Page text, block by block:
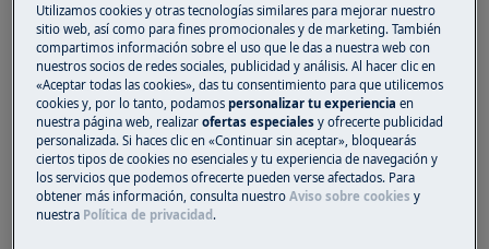
Se muestran tres puntos en la pantalla del
horno (como se muestra a continuación).
El horno tarda más de lo esperado en
encenderse
Utilizamos cookies y otras tecnologías similares para mejorar nuestro
sitio web, así como para fines promocionales y de marketing. También
compartimos información sobre el uso que le das a nuestra web con
nuestros socios de redes sociales, publicidad y análisis. Al hacer clic en
«Aceptar todas las cookies», das tu consentimiento para que utilicemos
cookies y, por lo tanto, podamospersonalizar tu experienciaen
nuestra página web, realizarofertas especiales y ofrecerte publicidad
personalizada. Si haces clic en «Continuar sin aceptar», bloquearás
ciertos tipos de cookies no esenciales y tu experiencia de navegación y
los servicios que podemos ofrecerte pueden verse afectados. Para
obtener más información, consulta nuestroAviso sobre cookies y
nuestra Política de privacidad .